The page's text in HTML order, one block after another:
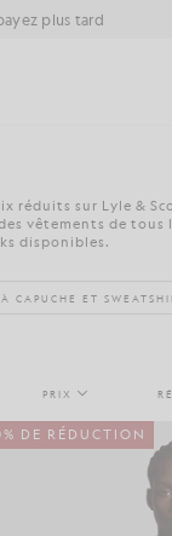
plus tard
réduits sur Lyle &
vêtements de tous
disponibles.
CAPUCHE ET
PRIX
DE RÉDUCTION